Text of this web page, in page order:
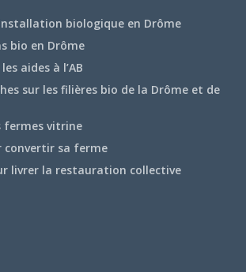
biologique en Drôme
bio en Drôme
aides à l’AB
sur les filières bio de la Drôme et de
fermes vitrine
convertir sa ferme
livrer la restauration collective